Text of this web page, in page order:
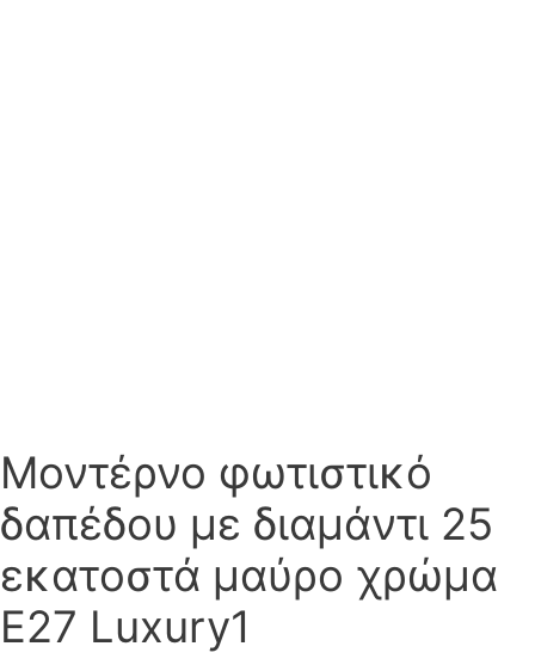
Μοντέρνο φωτιστικό
δαπέδου με διαμάντι 25
εκατοστά μαύρο χρώμα
Ε27 Luxury1